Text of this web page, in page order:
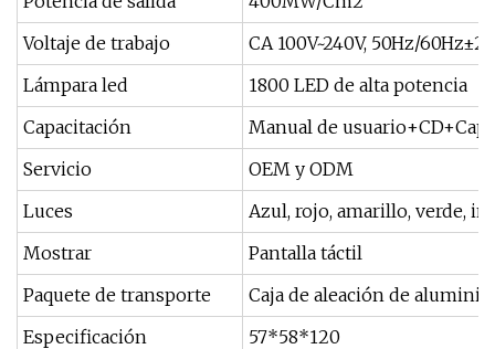
Voltaje de trabajo
CA 100V~240V, 50Hz/
Lámpara led
1800 LED de alta potencia
Capacitación
Manual de
Servicio
OEM y ODM
Luces
Azul, rojo, amarillo, verde,
Mostrar
Pantalla táctil
Paquete de transporte
Caja de aleación de aluminio
Especificación
57*58*120